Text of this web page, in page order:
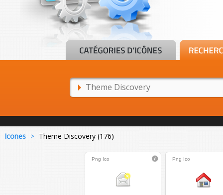
Icones > Theme Discovery (176)
Png Ico Png Ico